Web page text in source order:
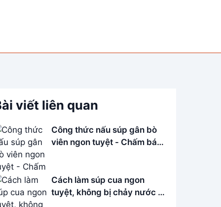
viết liên quan
Công thức nấu súp gân bò
viên ngon tuyệt - Chấm bánh
Cách làm súp cua ngon
tuyệt, không bị chảy nước -